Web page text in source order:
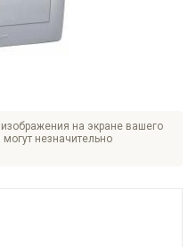
на экране вашего
незначительно